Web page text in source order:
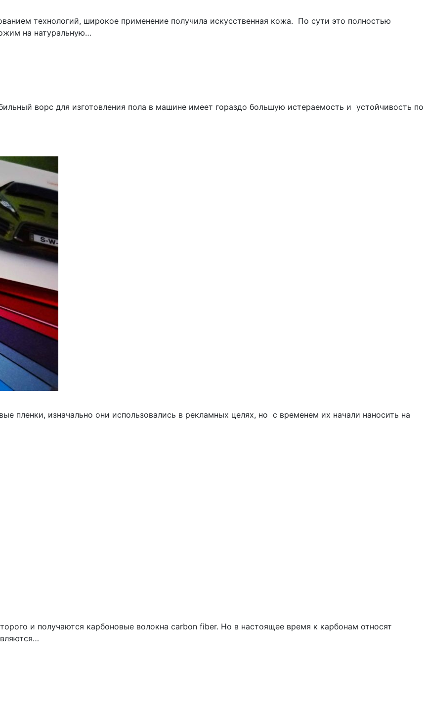
технологий, широкое применение получила искусственная кожа. По сути это полностью
на натуральную…
ворс для изготовления пола в машине имеет гораздо большую истераемость и устойчивость по
пленки, изначально они использовались в рекламных целях, но с временем их начали наносить на
и получаются карбоновые волокна carbon fiber. Но в настоящее время к карбонам относят